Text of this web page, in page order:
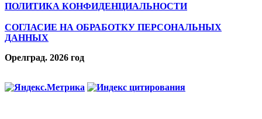
ПОЛИТИКА КОНФИДЕНЦИАЛЬНОСТИ
СОГЛАСИЕ НА ОБРАБОТКУ ПЕРСОНАЛЬНЫХ
ДАННЫХ
Орелград. 2026 год